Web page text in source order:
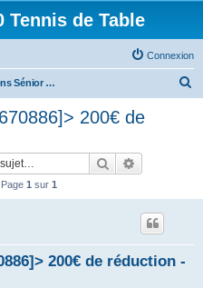
Tennis de Table
Connexion
Compétitions Sénior ( Equipes, Indivs, Tournois )
200€ de
Rechercher
1 sur 1
200€ de réduction -